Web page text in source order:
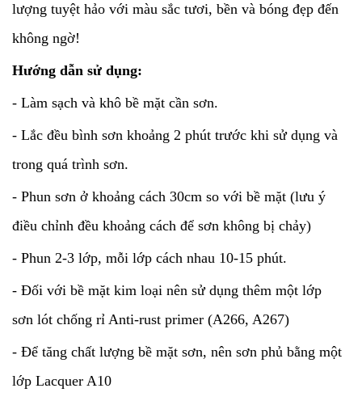
lượng tuyệt hảo với màu sắc tươi, bền và bóng đẹp đến
không ngờ!
Hướng dẫn sử dụng:
- Làm sạch và khô bề mặt cần sơn.
- Lắc đều bình sơn khoảng 2 phút trước khi sử dụng và
trong quá trình sơn.
- Phun sơn ở khoảng cách 30cm so với bề mặt (lưu ý
điều chỉnh đều khoảng cách để sơn không bị chảy)
- Phun 2-3 lớp, mỗi lớp cách nhau 10-15 phút.
- Đối với bề mặt kim loại nên sử dụng thêm một lớp
sơn lót chống rỉ Anti-rust primer (A266, A267)
- Để tăng chất lượng bề mặt sơn, nên sơn phủ bằng một
lớp Lacquer A10